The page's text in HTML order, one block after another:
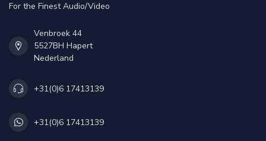
For the Finest Audio/Video
Venbroek 44
5527BH Hapert
Nederland
+31(0)6 17413139
+31(0)6 17413139